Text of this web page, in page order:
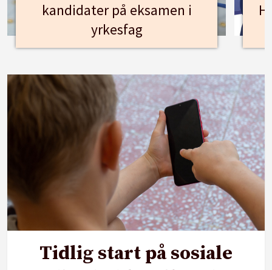
kandidater på eksamen i
yrkesfag
Tidlig start på sosiale